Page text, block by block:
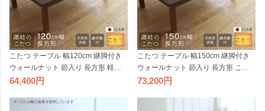
こたつ テーブル 幅120cm 継脚付き
ウォールナット 節入り 長方形 軽量
シンプル 天然木 ダークブラウン ナ
64,400
こたつ テーブル 幅150cm 継脚付き
ウォールナット 節入り 長方形 こた
つ軽量 シンプル 天然木 ダークブラ
73,200